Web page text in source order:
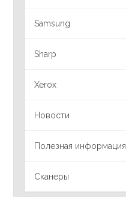
Samsung
Sharp
Xerox
Новости
Полезная информация
Сканеры